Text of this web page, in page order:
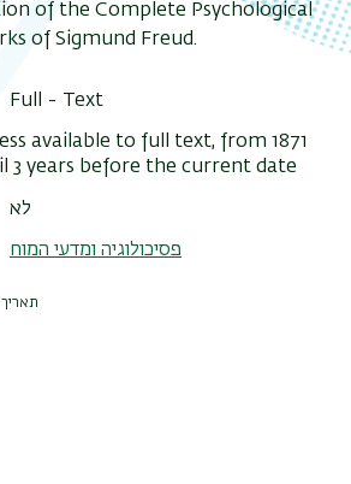
of the Complete Psychological
of Sigmund Freud.
Full - Text
available to full text, from 1871
3 years before the current date
לא
פסיכולוגיה ומדעי המוח
תאריך